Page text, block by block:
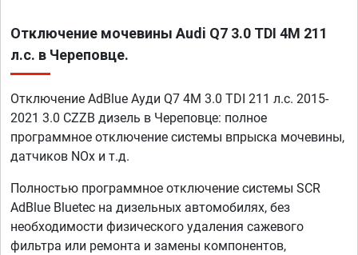
Отключение мочевины Audi Q7 3.0 TDI 4M 211
л.с. в Череповце.
Отключение AdBlue Ауди Q7 4M 3.0 TDI 211 л.с. 2015-
2021 3.0 CZZB дизель в Череповце: полное
программное отключение системы впрыска мочевины,
датчиков NOx и т.д.
Полностью программное отключение системы SCR
AdBlue Bluetec на дизельных автомобилях, без
необходимости физического удаления сажевого
фильтра или ремонта и замены компонентов,